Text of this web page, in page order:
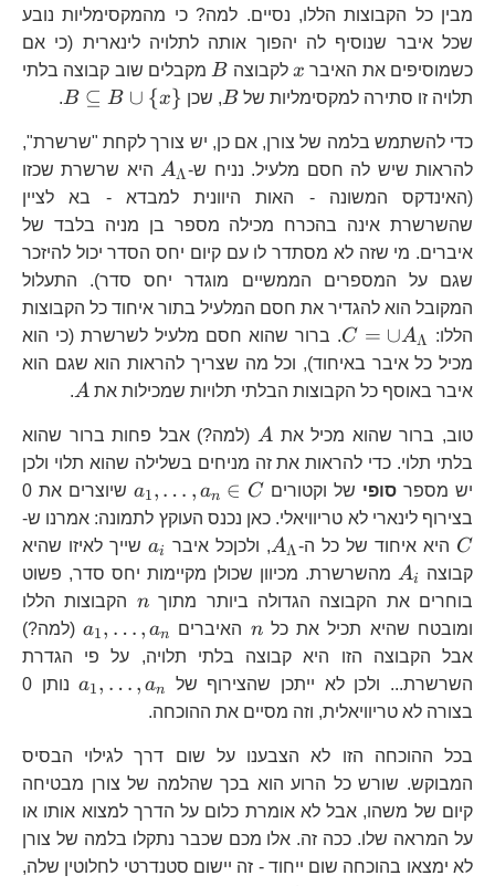
מבין כל הקבוצות הללו, נסיים. למה? כי מהמקסימליות נובע
שכל איבר שנוסיף לה יהפוך אותה לתלויה לינארית (כי אם
כשמוסיפים את האיבר
x xלקבוצהB
B מקבלים שוב קבוצה בלתי
תלויה זו סתירה למקסימליות של
B
B, שכן
{x\}
B ⊆ B ∪ {x}
.
כדי להשתמש בלמה של צורן, אם כן, יש צורך לקחת "שרשרת",
להראות שיש לה חסם מלעיל. נניח ש-
A_\Lambda
AΛ
היא שרשרת שכזו
(האינדקס המשונה - האות היוונית למבדא - בא לציין
שהשרשרת אינה בהכרח מכילה מספר בן מניה בלבד של
איברים. מי שזה לא מסתדר לו עם קיום יחס הסדר יכול להיזכר
שגם על המספרים הממשיים מוגדר יחס סדר). התעלול
המקובל הוא להגדיר את חסם המלעיל בתור איחוד כל הקבוצות
הללו:
C=\cup
A_\Lambda
C = ∪AΛ
. ברור שהוא חסם מלעיל לשרשרת (כי הוא
מכיל כל איבר באיחוד), וכל מה שצריך להראות הוא שגם הוא
איבר באוסף כל הקבוצות הבלתי תלויות שמכילות את
A
A
.
טוב, ברור שהוא מכיל את A A (למה?) אבל פחות ברור שהוא
בלתי תלוי. כדי להראות את זה מניחים בשלילה שהוא תלוי ולכן
יש מספרסופי של וקטורים
C
a1, … , an ∈ C
שיוצרים את 0
בצירוף לינארי לא טריוויאלי. כאן נכנס העוקץ לתמונה: אמרנו ש-
C היא איחוד של כל ה-A_\Lambda
AΛ , ולכןכל איבר a_i
ai
שייך לאיזו שהיא
קבוצה
A_i Ai
מהשרשרת. מכיוון שכולן מקיימות יחס סדר, פשוט
בוחרים את הקבוצה הגדולה ביותר מתוך
n
n הקבוצות הללו
ומובטח שהיא תכיל את כל n
n האיברים
a_n
a1, … , an
(למה?)
אבל הקבוצה הזו היא קבוצה בלתי תלויה, על פי הגדרת
השרשרת... ולכן לא ייתכן שהצירוף של
a_n
a1, … , an
נותן 0
בצורה לא טריוויאלית, וזה מסיים את ההוכחה.
בכל ההוכחה הזו לא הצבענו על שום דרך לגילוי הבסיס
המבוקש. שורש כל הרוע הוא בכך שהלמה של צורן מבטיחה
קיום של משהו, אבל לא אומרת כלום על הדרך למצוא אותו או
על המראה שלו. ככה זה. אלו מכם שכבר נתקלו בלמה של צורן
לא ימצאו בהוכחה שום ייחוד - זה יישום סטנדרטי לחלוטין שלה,